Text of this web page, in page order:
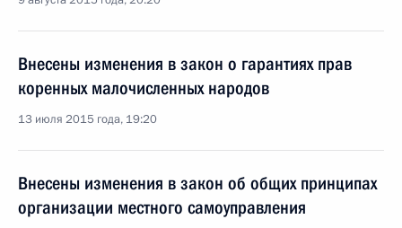
Внесены изменения в закон о гарантиях прав
коренных малочисленных народов
13 июля 2015 года, 19:20
Внесены изменения в закон об общих принципах
организации местного самоуправления